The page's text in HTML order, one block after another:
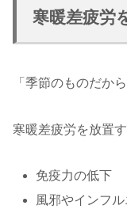
寒暖差疲労
「季節のものだか
寒暖差疲労を放置す
免疫力の低下
風邪やインフ